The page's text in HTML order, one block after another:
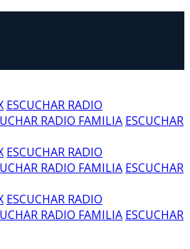
ESCUCHAR RADIO
RADIO FAMILIA ESCUCHAR
ESCUCHAR RADIO
RADIO FAMILIA ESCUCHAR
ESCUCHAR RADIO
RADIO FAMILIA ESCUCHAR